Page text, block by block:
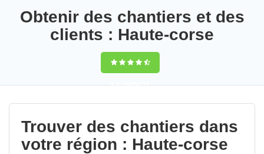
Obtenir des chantiers et des
clients : Haute-corse
9,5(100%)77
votes
Trouver des chantiers dans
votre région : Haute-corse